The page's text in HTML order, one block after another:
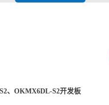
、OKMX6DL-S2开发板